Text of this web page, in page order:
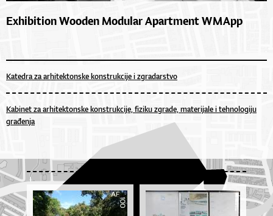
Exhibition Wooden Modular Apartment W M App
Katedra za arhitektonske konstrukcije i zgradarstvo
Kabinet za arhitektonske konstrukcije, fiziku zgrade, materijale i tehnologiju
građenja